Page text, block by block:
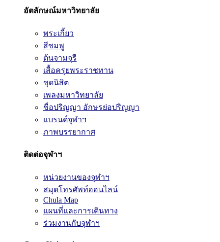
อัตลักษณ์มหาวิทยาลัย
พระเกี้ยว
สีชมพู
ต้นจามจุรี
เสื้อครุยพระราชทาน
ชุดนิสิต
เพลงมหาวิทยาลัย
ชื่อปริญญา อักษรย่อปริญญา
แบรนด์จุฬาฯ
ภาพบรรยากาศ
ติดต่อจุฬาฯ
หน่วยงานของจุฬาฯ
สมุดโทรศัพท์ออนไลน์
Chula Map
แผนที่และการเดินทาง
ร่วมงานกับจุฬาฯ